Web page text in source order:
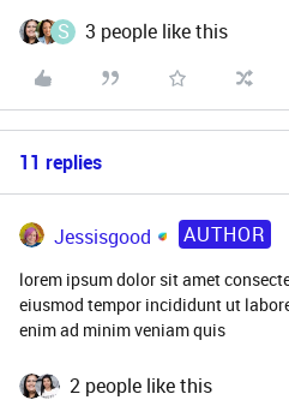
S 3 people like this
11 replies
Jessisgood AUTHOR
lorem ipsum dolor sit amet
eiusmod tempor incididunt ut
enim ad minim veniam quis
2 people like this